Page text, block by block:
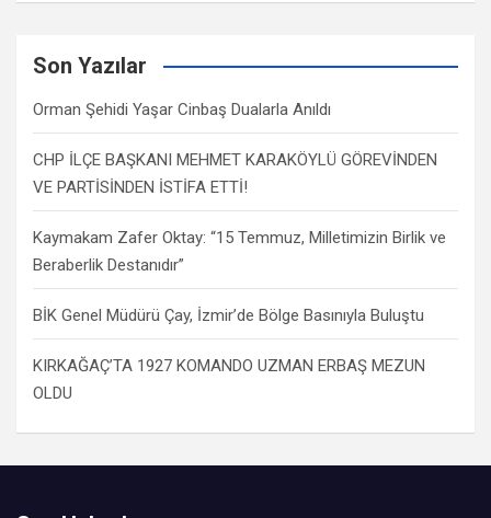
Son Yazılar
Orman Şehidi Yaşar Cinbaş Dualarla Anıldı
CHP İLÇE BAŞKANI MEHMET KARAKÖYLÜ GÖREVİNDEN
VE PARTİSİNDEN İSTİFA ETTİ!
Kaymakam Zafer Oktay: “15 Temmuz, Milletimizin Birlik ve
Beraberlik Destanıdır”
BİK Genel Müdürü Çay, İzmir’de Bölge Basınıyla Buluştu
KIRKAĞAÇ’TA 1927 KOMANDO UZMAN ERBAŞ MEZUN
OLDU